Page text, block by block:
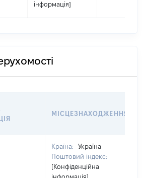
інформація]
МІСЦЕЗНАХОДЖЕННЯ
Країна:
Україна
Поштовий індекс:
[Конфіденційна
інформація]